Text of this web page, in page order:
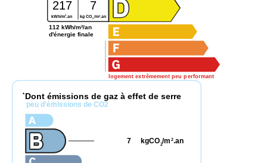
logement extrêmement peu performant
217 7
kWh/m2.an kg CO2 /m2 .an
112 kWh/m²/an
d'énergie finale
* Dont émissions de gaz à effet de serre
peu d'émissions de CO2
kgCO2/m 2.an
7